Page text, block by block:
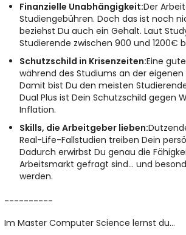
Finanzielle Unabhängigkeit:Der
Studiengebühren. Doch das ist noch
beziehst Du auch ein Gehalt. Laut
Studierende zwischen 900 und 1200€
Schutzschild in Krisenzeiten:Eine
während des Studiums an der eigenen
Damit bist Du den meisten
Dual Plus ist Dein Schutzschild gegen
Inflation.
Skills, die Arbeitgeber lieben:
Real-Life-Fallstudien treiben Dein
Dadurch erwirbst Du genau die
Arbeitsmarkt gefragt sind… und
werden.
----------
Im Master Computer Science lernst du…